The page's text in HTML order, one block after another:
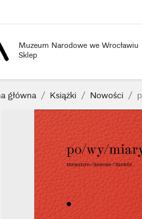
Muzeum Narodowe we Wrocławiu
Sklep
główna Książki Nowości